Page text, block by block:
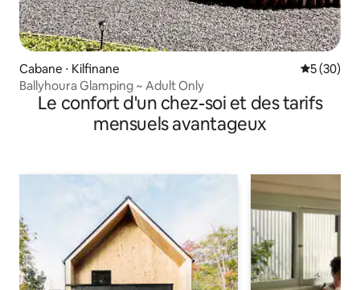
Cabane ⋅ Kilfinane
5 (30)
Ballyhoura Glamping ~ Adult Only
Le confort d'un chez-soi et des tarifs
mensuels avantageux